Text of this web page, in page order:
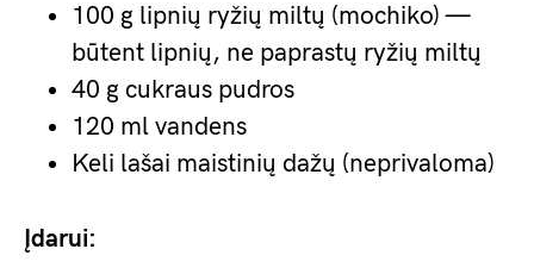
100 g lipnių ryžių miltų (mochiko) —
būtent lipnių, ne paprastų ryžių miltų
40 g cukraus pudros
120 ml vandens
Keli lašai maistinių dažų (neprivaloma)
Įdarui: